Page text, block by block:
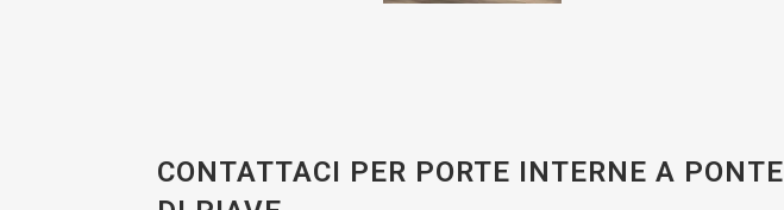
CONTATTACI PER PORTE INTERNE A PONTE